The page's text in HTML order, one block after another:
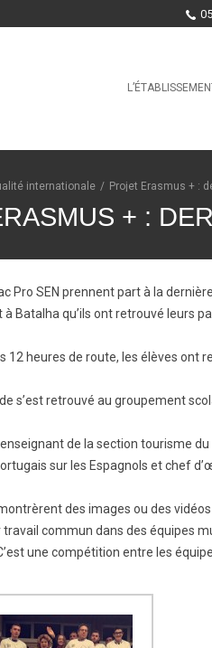
Histoire
Projet
Offres
internationale / Projet Erasmus + :
+ :
Pro SEN prennent part à la
Batalha qu’ils ont retrouvé leurs
12 heures de route, les élèves ont
s’est retrouvé au groupement
enseignant de la section tourisme
sur les Espagnols et chef
montrèrent des images ou des
commun dans des équipes
une compétition entre les